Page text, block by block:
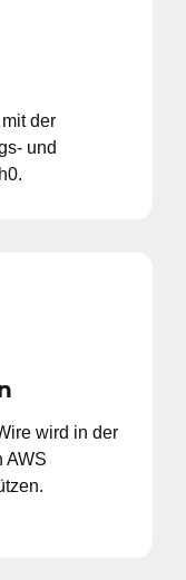
der
und
wird in der
AWS